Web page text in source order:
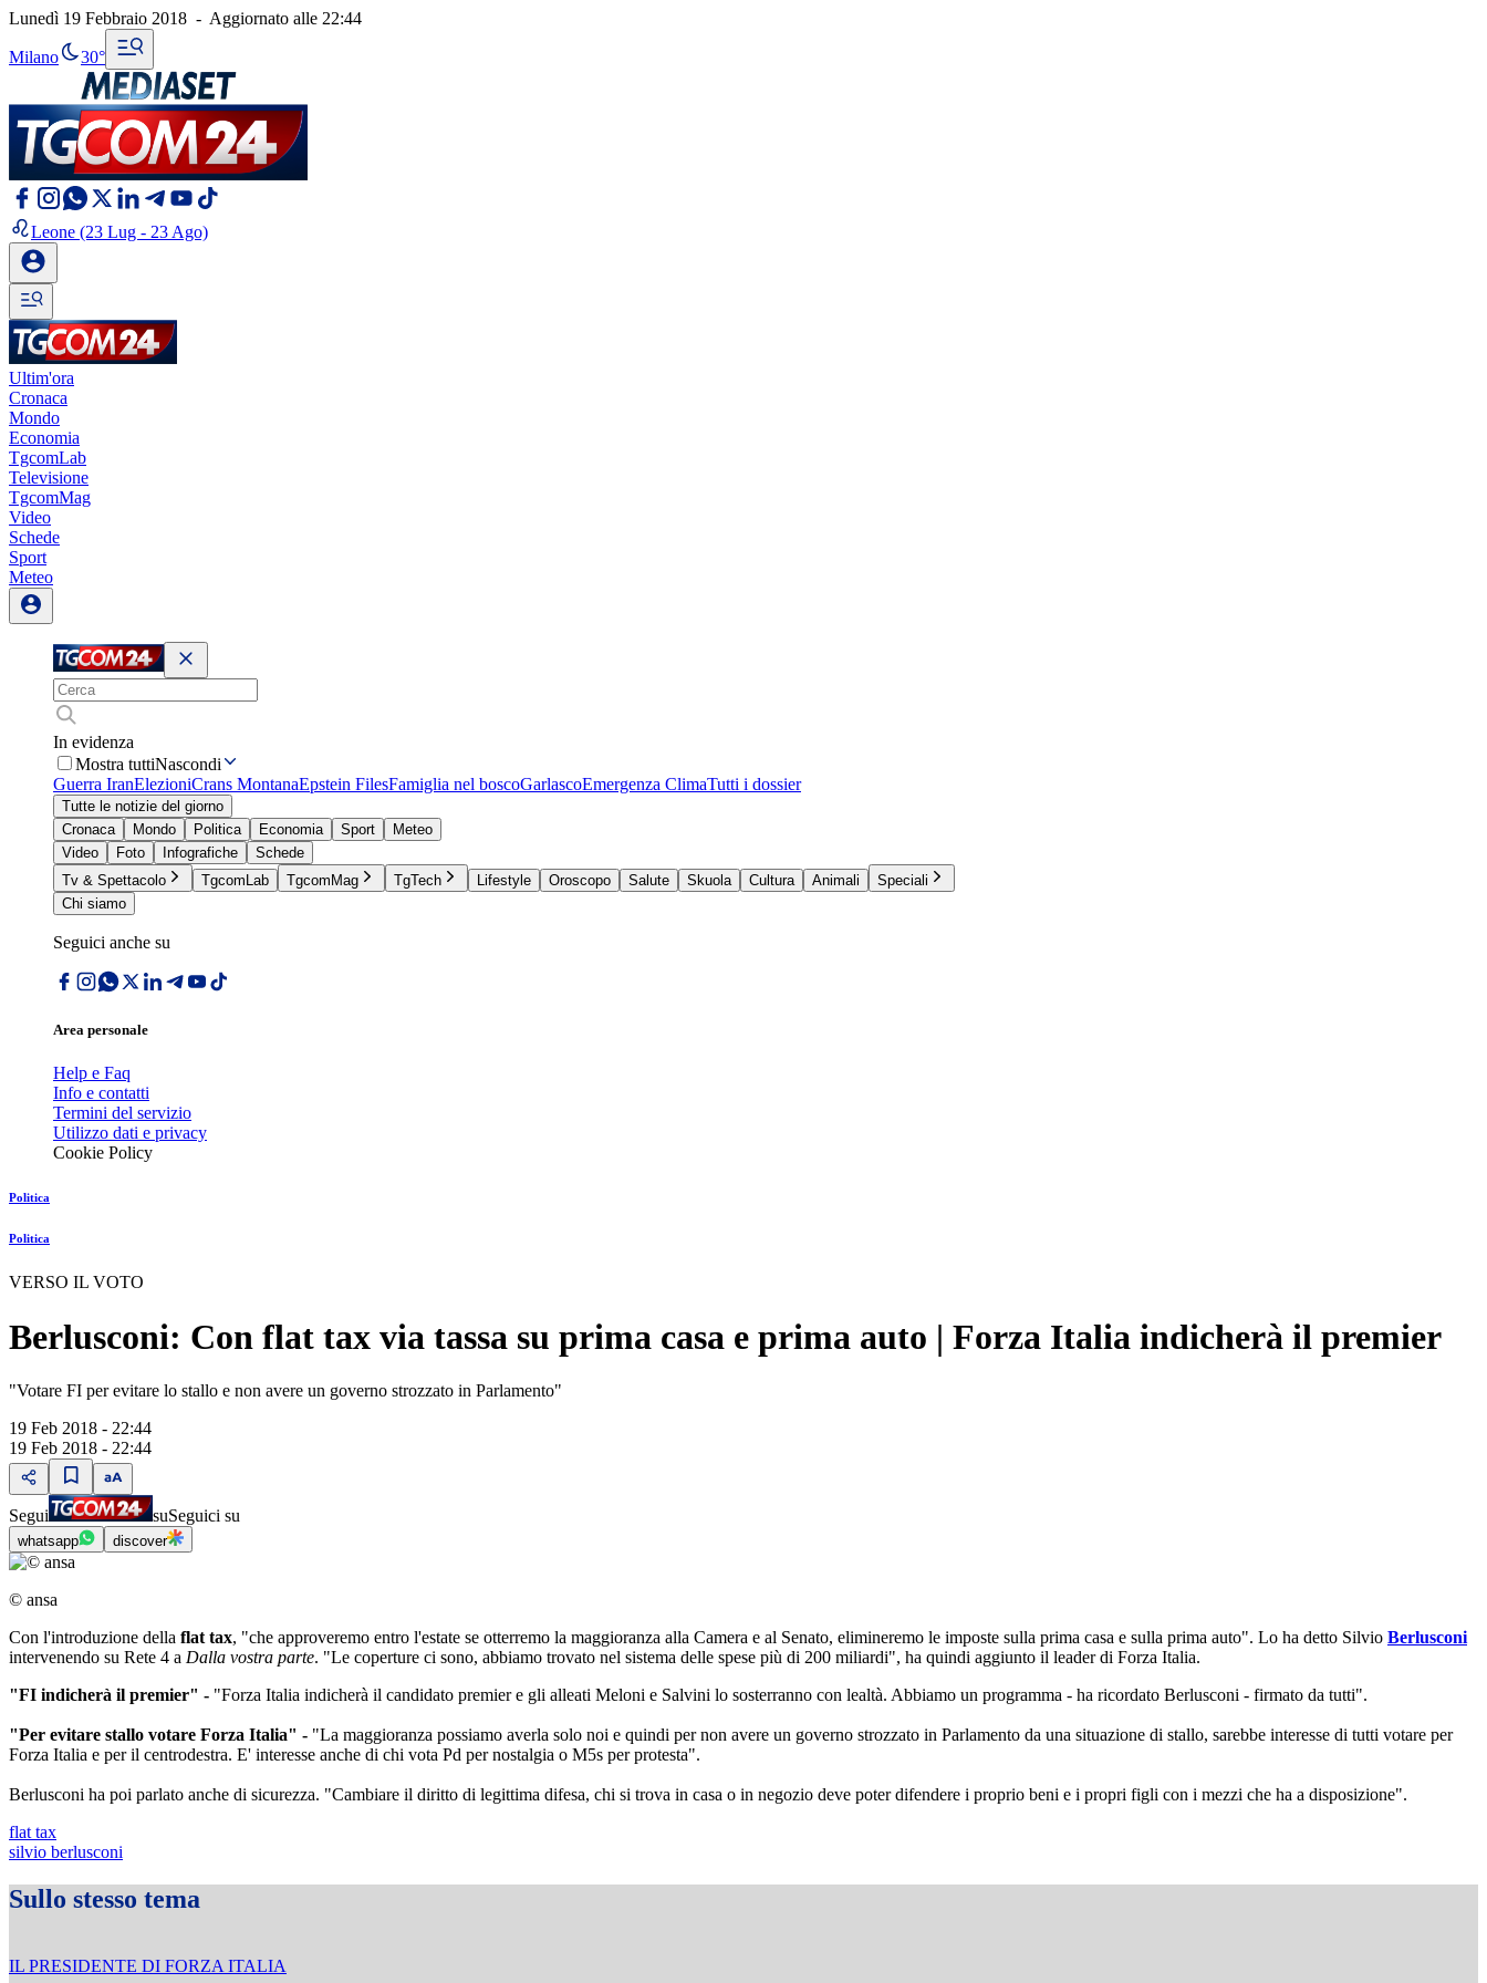
Lunedì 19 Febbraio 2018 - Aggiornato alle 22:44
Milano 30°
Leone (23 Lug - 23 Ago)
Ultim'ora
Cronaca
Mondo
Economia
TgcomLab
Televisione
TgcomMag
Video
Schede
Sport
Meteo
In evidenza
Mostra tuttiNascondi
Guerra IranElezioniCrans MontanaEpstein FilesFamiglia nel boscoGarlascoEmergenza ClimaTutti i dossier
Tutte le notizie del giorno
Cronaca
Mondo Politica Economia Sport
Meteo
Video
Foto Infografiche
Schede
Tv & Spettacolo
TgcomLab TgcomMag TgTech Lifestyle Oroscopo Salute Skuola Cultura Animali
Speciali
Chi siamo
Seguici anche su
Area personale
Help e Faq
Info e contatti
Termini del servizio
Utilizzo dati e privacy
Cookie Policy
Politica
Politica
VERSO IL VOTO
Berlusconi: Con flat tax via tassa su prima casa e prima auto | Forza Italia indicherà il premier
"Votare FI per evitare lo stallo e non avere un governo strozzato in Parlamento"
19 Feb 2018 - 22:44
19 Feb 2018 - 22:44
Segui suSeguici su
whatsapp discover
© ansa
Con l'introduzione della flat tax, "che approveremo entro l'estate se otterremo la maggioranza alla Camera e al Senato, elimineremo le imposte sulla prima casa e sulla prima auto". Lo ha detto Silvio Berlusconi
intervenendo su Rete 4 a Dalla vostra parte. "Le coperture ci sono, abbiamo trovato nel sistema delle spese più di 200 miliardi", ha quindi aggiunto il leader di Forza Italia.
"FI indicherà il premier" - "Forza Italia indicherà il candidato premier e gli alleati Meloni e Salvini lo sosterranno con lealtà. Abbiamo un programma - ha ricordato Berlusconi - firmato da tutti".
"Per evitare stallo votare Forza Italia" - "La maggioranza possiamo averla solo noi e quindi per non avere un governo strozzato in Parlamento da una situazione di stallo, sarebbe interesse di tutti votare per
Forza Italia e per il centrodestra. E' interesse anche di chi vota Pd per nostalgia o M5s per protesta".
Berlusconi ha poi parlato anche di sicurezza. "Cambiare il diritto di legittima difesa, chi si trova in casa o in negozio deve poter difendere i proprio beni e i propri figli con i mezzi che ha a disposizione".
flat tax
silvio berlusconi
Sullo stesso tema
IL PRESIDENTE DI FORZA ITALIA